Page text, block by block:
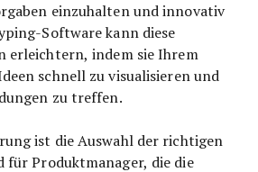
einzuhalten und innovativ
Software kann diese
erleichtern, indem sie Ihrem
schnell zu visualisieren und
zu treffen.
ist die Auswahl der richtigen
für Produktmanager, die die